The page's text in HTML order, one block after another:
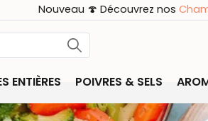
Nouveau 🍄 Découvrez nos
ENTIÈRES POIVRES & SELS